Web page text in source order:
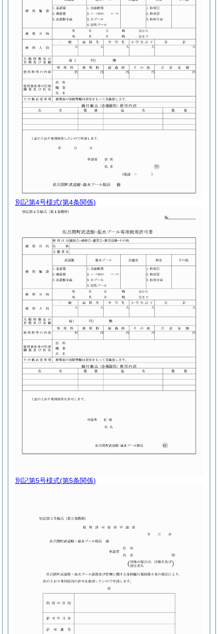
別記第4号様式(第4条関係)
別記第5号様式(第5条関係)